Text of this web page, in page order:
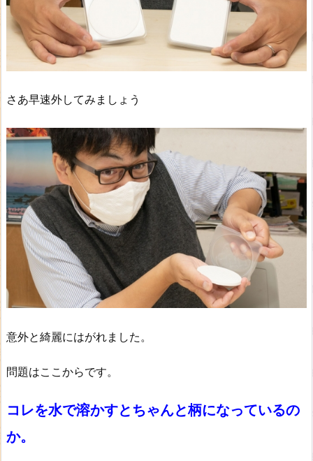
さあ早速外してみましょう
意外と綺麗にはがれました。
問題はここからです。
コレを水で溶かすとちゃんと柄になっているの
か。